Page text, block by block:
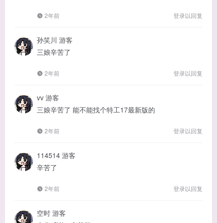
2年前 登录以回复
孙笑川 游客
三娘辛苦了
2年前 登录以回复
vv 游客
三娘辛苦了 能不能找个特工17最新版的
2年前 登录以回复
114514 游客
辛苦了
2年前 登录以回复
空时 游客